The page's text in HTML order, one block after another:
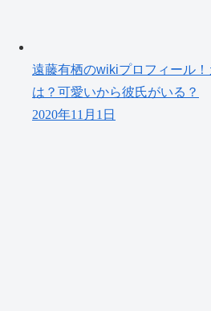
遠藤有栖のwikiプロフィール
は？可愛いから彼氏がいる？
2020年11月1日